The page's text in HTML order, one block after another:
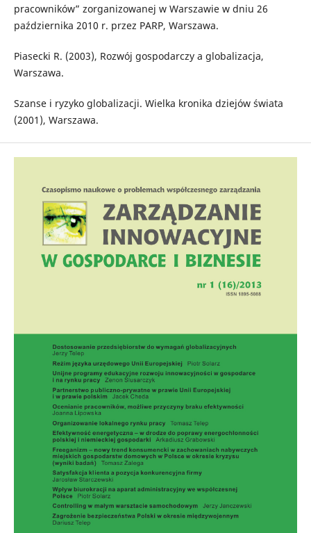
pracowników” zorganizowanej w Warszawie w dniu 26
października 2010 r. przez PARP, Warszawa.
Piasecki R. (2003), Rozwój gospodarczy a globalizacja,
Warszawa.
Szanse i ryzyko globalizacji. Wielka kronika dziejów świata
(2001), Warszawa.